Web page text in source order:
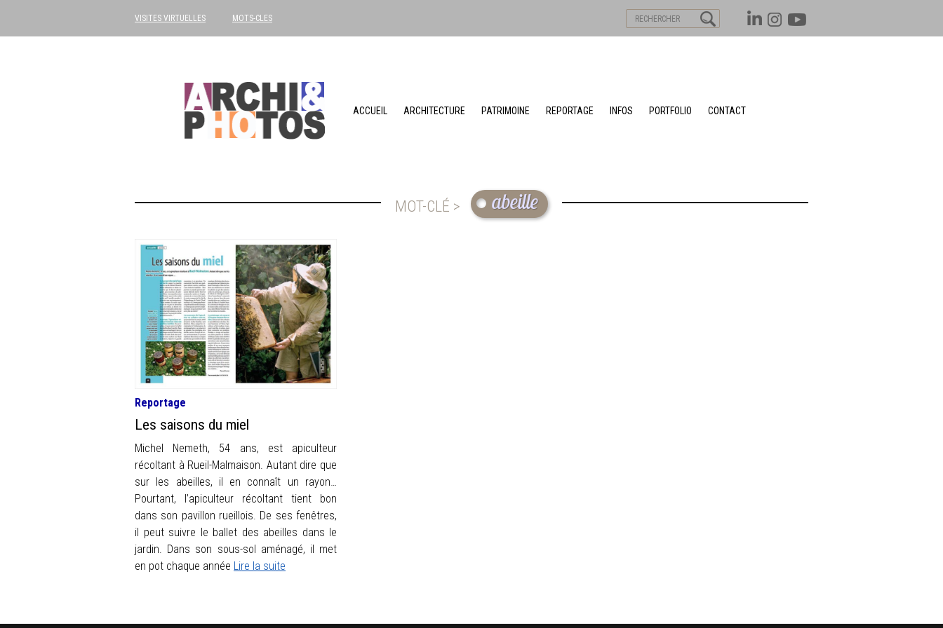
VISITES VIRTUELLES MOTS-CLES
ACCUEIL ARCHITECTURE PATRIMOINE REPORTAGE INFOS PORTFOLIO CONTACT
MOT-CLÉ > abeille
Reportage
Les saisons du miel
Michel Nemeth, 54 ans, est apiculteur
récoltant à Rueil-Malmaison. Autant dire que
sur les abeilles, il en connaît un rayon…
Pourtant, l’apiculteur récoltant tient bon
dans son pavillon rueillois. De ses fenêtres,
il peut suivre le ballet des abeilles dans le
jardin. Dans son sous-sol aménagé, il met
en pot chaque année Lire la suite